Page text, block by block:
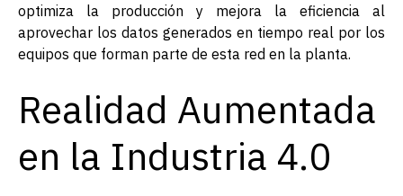
optimiza la producción y mejora la eficiencia al
aprovechar los datos generados en tiempo real por los
equipos que forman parte de esta red en la planta.
Realidad Aumentada
en la Industria 4.0